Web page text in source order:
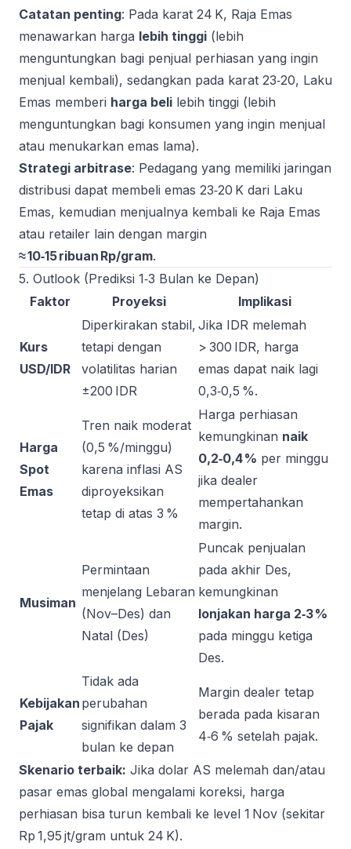
Catatan penting: Pada karat 24 K, Raja Emas
menawarkan harga lebih tinggi (lebih
menguntungkan bagi penjual perhiasan yang ingin
menjual kembali), sedangkan pada karat 23‑20, Laku
Emas memberi harga beli lebih tinggi (lebih
menguntungkan bagi konsumen yang ingin menjual
atau menukarkan emas lama).
Strategi arbitrase: Pedagang yang memiliki jaringan
distribusi dapat membeli emas 23‑20 K dari Laku
Emas, kemudian menjualnya kembali ke Raja Emas
atau retailer lain dengan margin
≈ 10‑15 ribuan Rp/gram.
5. Outlook (Prediksi 1‑3 Bulan ke Depan)
Faktor
Proyeksi Implikasi
Kurs
USD/IDR
Diperkirakan stabil,
tetapi dengan
volatilitas harian
±200 IDR
Jika IDR melemah
> 300 IDR, harga
emas dapat naik lagi
0,3‑0,5 %.
Harga
Spot
Emas
Tren naik moderat
(0,5 %/minggu)
karena inflasi AS
diproyeksikan
tetap di atas 3 %
Harga perhiasan
kemungkinan naik
0,2‑0,4 % per minggu
jika dealer
mempertahankan
margin.
Musiman
Permintaan
menjelang Lebaran
(Nov–Des) dan
Natal (Des)
Puncak penjualan
pada akhir Des,
kemungkinan
lonjakan harga 2‑3 %
pada minggu ketiga
Des.
Kebijakan
Pajak
Tidak ada
perubahan
signifikan dalam 3
bulan ke depan
Margin dealer tetap
berada pada kisaran
4‑6 % setelah pajak.
Skenario terbaik: Jika dolar AS melemah dan/atau
pasar emas global mengalami koreksi, harga
perhiasan bisa turun kembali ke level 1 Nov (sekitar
Rp 1,95 jt/gram untuk 24 K).